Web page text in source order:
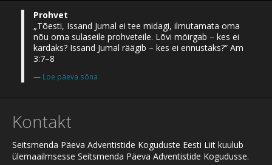
Prohvet
„Tõesti, Issand Jumal ei tee midagi, ilmutamata oma
nõu oma sulaseile prohveteile. Lõvi möirgab – kes ei
kardaks? Issand Jumal räägib – kes ei ennustaks?“ Am
3:7–8
Loe päeva sõna
Kontakt
Seitsmenda Päeva Adventistide Koguduste Eesti Liit kuulub
ülemaailmsesse Seitsmenda Päeva Adventistide Kogudusse.